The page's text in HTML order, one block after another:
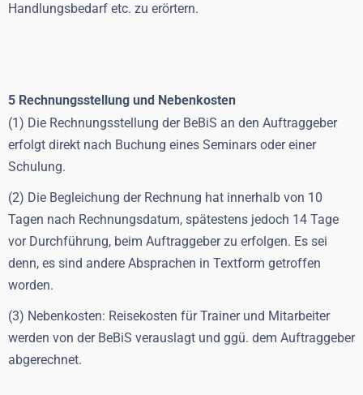
Handlungsbedarf etc. zu erörtern.
5 Rechnungsstellung und Nebenkosten
(1) Die Rechnungsstellung der BeBiS an den Auftraggeber
erfolgt direkt nach Buchung eines Seminars oder einer
Schulung.
(2) Die Begleichung der Rechnung hat innerhalb von 10
Tagen nach Rechnungsdatum, spätestens jedoch 14 Tage
vor Durchführung, beim Auftraggeber zu erfolgen. Es sei
denn, es sind andere Absprachen in Textform getroffen
worden.
(3) Nebenkosten: Reisekosten für Trainer und Mitarbeiter
werden von der BeBiS verauslagt und ggü. dem Auftraggeber
abgerechnet.